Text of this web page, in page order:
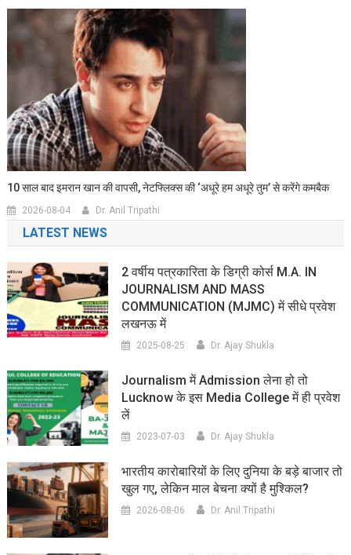
10 साल बाद इमरान खान की वापसी, नेटफ्लिक्स की ‘अधूरे हम अधूरे तुम’ से करेंगे कमबैक
2026-08-04 Dr. Anil Tripathi
LATEST NEWS
2 वर्षीय पत्रकारिता के डिग्री कोर्स M.A. IN
JOURNALISM AND MASS
COMMUNICATION (MJMC) में सीधे प्रवेश
लखनऊ में
2025-08-25 Dr. Ajay Shukla
Journalism में Admission लेना हो तो
Lucknow के इस Media College में ही प्रवेश
लें
2023-07-03 Dr. Ajay Shukla
भारतीय कारोबारियों के लिए दुनिया के बड़े बाजार तो
खुल गए, लेकिन माल बेचना क्यों है मुश्किल?
2026-08-06 Dr. Anil Tripathi